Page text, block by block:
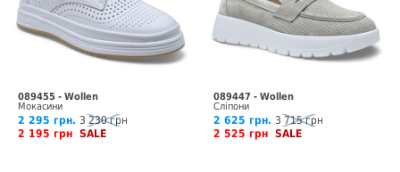
089455 - Wollen
Мокасини
2 295 грн. 3 230 грн
2 195 грн SALE
089447 - Wollen
Сліпони
2 625 грн. 3 715 грн
2 525 грн SALE